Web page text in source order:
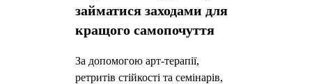
займатися заходами для
кращого самопочуття
За допомогою арт-терапії,
ретритів стійкості та семінарів,